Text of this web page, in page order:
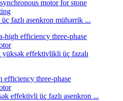
üç fazlı asenkron mühərrik ...
yüksək effektivlikli üç fazalı
effektivli üç fazlı asenkron ...